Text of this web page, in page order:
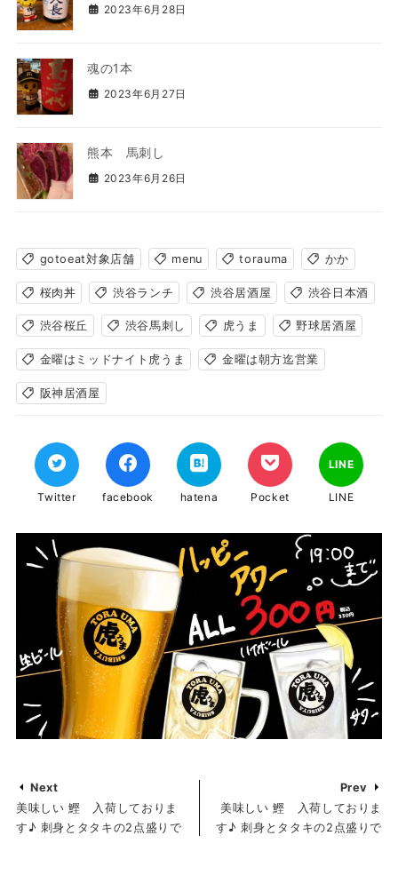
2023年6月28日
魂の1本
2023年6月27日
熊本 馬刺し
2023年6月26日
gotoeat対象店舗 menu torauma かか
桜肉丼 渋谷ランチ 渋谷居酒屋 渋谷日本酒
渋谷桜丘 渋谷馬刺し 虎うま 野球居酒屋
金曜はミッドナイト虎うま 金曜は朝方迄営業
阪神居酒屋
Twitter facebook hatena Pocket
LINE
LINE
Next
美味しい 鰹 入荷しておりま
す♪ 刺身とタタキの2点盛りで
Prev
美味しい 鰹 入荷しておりま
す♪ 刺身とタタキの2点盛りで